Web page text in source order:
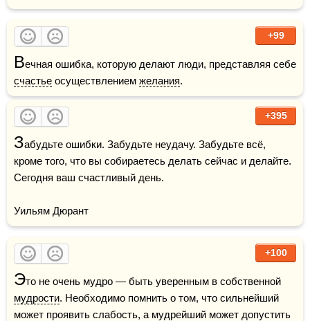
+99
В
счастье осуществлением желания.
+395
Забудьте ошибки. Забудьте неудачу. Забудьте всё,
кроме того, что вы собираетесь делать сейчас и делайте.
Сегодня ваш счастливый день.
Уильям Дюрант
+100
Э
мудрости. Необходимо помнить о том, что сильнейший
может проявить слабость, а мудрейший может допустить